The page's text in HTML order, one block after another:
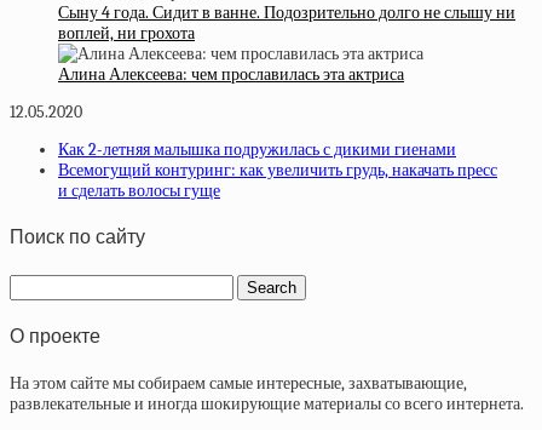
Сыну 4 года. Сидит в ванне. Подозрительно долго не слышу ни
воплей, ни грохота
Алина Алексеева: чем прославилась эта актриса
12.05.2020
Как 2-летняя малышка подружилась с дикими гиенами
Всемогущий контуринг: как увеличить грудь, накачать пресс
и сделать волосы гуще
Поиск по сайту
О проекте
На этом сайте мы собираем самые интересные, захватывающие,
развлекательные и иногда шокирующие материалы со всего интернета.